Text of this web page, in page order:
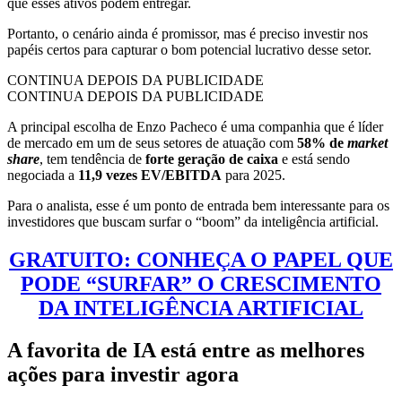
que esses ativos podem entregar.
Portanto, o cenário ainda é promissor, mas é preciso investir nos
papéis certos para capturar o bom potencial lucrativo desse setor.
CONTINUA DEPOIS DA PUBLICIDADE
CONTINUA DEPOIS DA PUBLICIDADE
A principal escolha de Enzo Pacheco é uma companhia que é líder
de mercado em um de seus setores de atuação com 58% de market
share, tem tendência de forte geração de caixa e está sendo
negociada a 11,9 vezes EV/EBITDA para 2025.
Para o analista, esse é um ponto de entrada bem interessante para os
investidores que buscam surfar o “boom” da inteligência artificial.
GRATUITO: CONHEÇA O PAPEL QUE
PODE “SURFAR” O CRESCIMENTO
DA INTELIGÊNCIA ARTIFICIAL
A favorita de IA está entre as melhores
ações para investir agora